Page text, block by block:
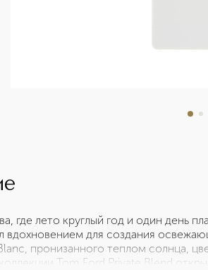
где лето круглый год и один день
вдохновением для создания
пронизанного теплом солнца,
Tom Ford Private Blend